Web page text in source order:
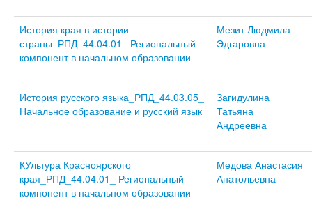
История края в истории
страны_РПД_44.04.01_ Региональный
компонент в начальном образовании
Мезит Людмила
Эдгаровна
История русского языка_РПД_44.03.05_
Начальное образование и русский язык
Загидулина
Татьяна
Андреевна
КУльтура Красноярского
края_РПД_44.04.01_ Региональный
компонент в начальном образовании
Медова Анастасия
Анатольевна